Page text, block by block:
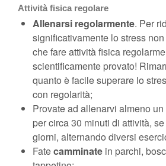
Attività fisica regolare
Allenarsi regolarmente. Per
significativamente lo stress
che fare attività fisica
scientificamente provato!
quanto è facile superare lo
con regolarità;
Provate ad allenarvi almeno
per circa 30 minuti di attività,
giorni, alternando diversi
Fatecamminate in parchi,